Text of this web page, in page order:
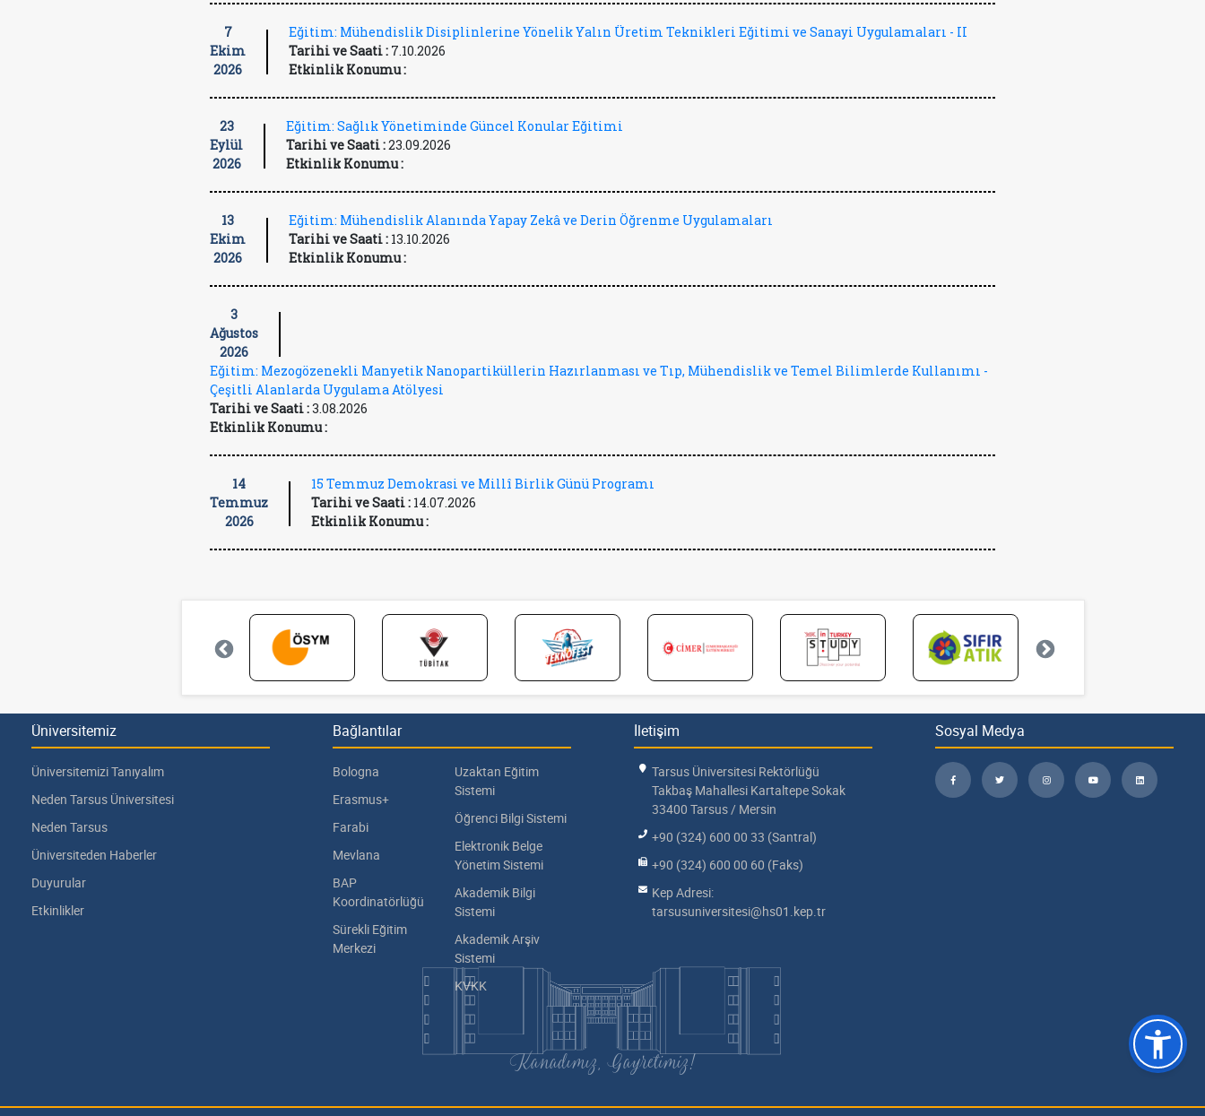
7
Ekim
2026
Eğitim: Mühendislik Disiplinlerine Yönelik Yalın Üretim Teknikleri Eğitimi ve Sanayi Uygulamaları - II
Tarihi ve Saati : 7.10.2026
Etkinlik Konumu :
23
Eylül
2026
Eğitim: Sağlık Yönetiminde Güncel Konular Eğitimi
Tarihi ve Saati :23.09.2026
Etkinlik Konumu :
13
Ekim
2026
Eğitim: Mühendislik Alanında Yapay Zekâ ve Derin Öğrenme Uygulamaları
Tarihi ve Saati : 13.10.2026
Etkinlik Konumu :
3
Ağustos
2026
Eğitim: Mezogözenekli Manyetik Nanopartiküllerin Hazırlanması ve Tıp, Mühendislik ve Temel Bilimlerde Kullanımı -
Çeşitli Alanlarda Uygulama Atölyesi
Tarihi ve Saati :3.08.2026
Etkinlik Konumu :
14
Temmuz
2026
15 Temmuz Demokrasi ve Millî Birlik Günü Programı
Tarihi ve Saati : 14.07.2026
Etkinlik Konumu :
Üniversitemiz
Üniversitemizi Tanıyalım
Neden Tarsus Üniversitesi
Neden Tarsus
Üniversiteden Haberler
Duyurular
Etkinlikler
Bağlantılar
Bologna
Erasmus+
Farabi
Mevlana
BAP
Koordinatörlüğü
Sürekli Eğitim
Merkezi
Uzaktan Eğitim
Sistemi
Öğrenci Bilgi Sistemi
Elektronik Belge
Yönetim Sistemi
Akademik Bilgi
Sistemi
Akademik Arşiv
Sistemi
KVKK
İletişim
Tarsus Üniversitesi Rektörlüğü
Takbaş Mahallesi Kartaltepe Sokak
33400 Tarsus / Mersin
+90 (324) 600 00 33 (Santral)
+90 (324) 600 00 60 (Faks)
Kep Adresi:
tarsusuniversitesi@hs01.kep.tr
Sosyal Medya
Kanadımız, Gayretimiz!